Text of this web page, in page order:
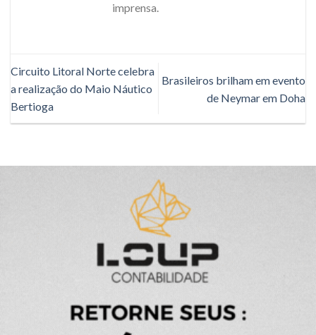
imprensa.
Circuito Litoral Norte celebra
a realização do Maio Náutico
Bertioga
Brasileiros brilham em evento
de Neymar em Doha